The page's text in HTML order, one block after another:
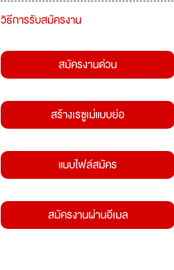
วิธีการรับสมัครงาน
สมัครงานด่วน
สร้างเรซูเม่แบบย่อ
แนบไฟล์สมัคร
สมัครงานผ่านอีเมล